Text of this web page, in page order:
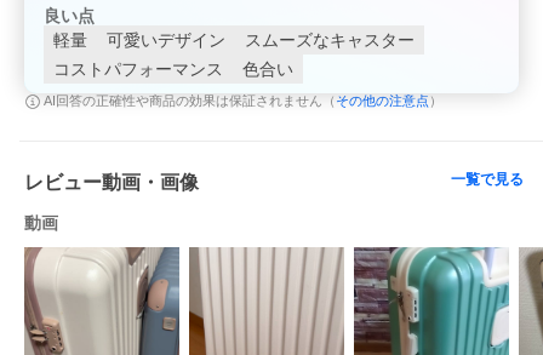
良い点
軽量
可愛いデザイン
スムーズなキャスター
コストパフォーマンス
色合い
AI回答の正確性や商品の効果は保証されません（ その他の注意点 ）
レビュー動画・画像 一覧で見る
動画